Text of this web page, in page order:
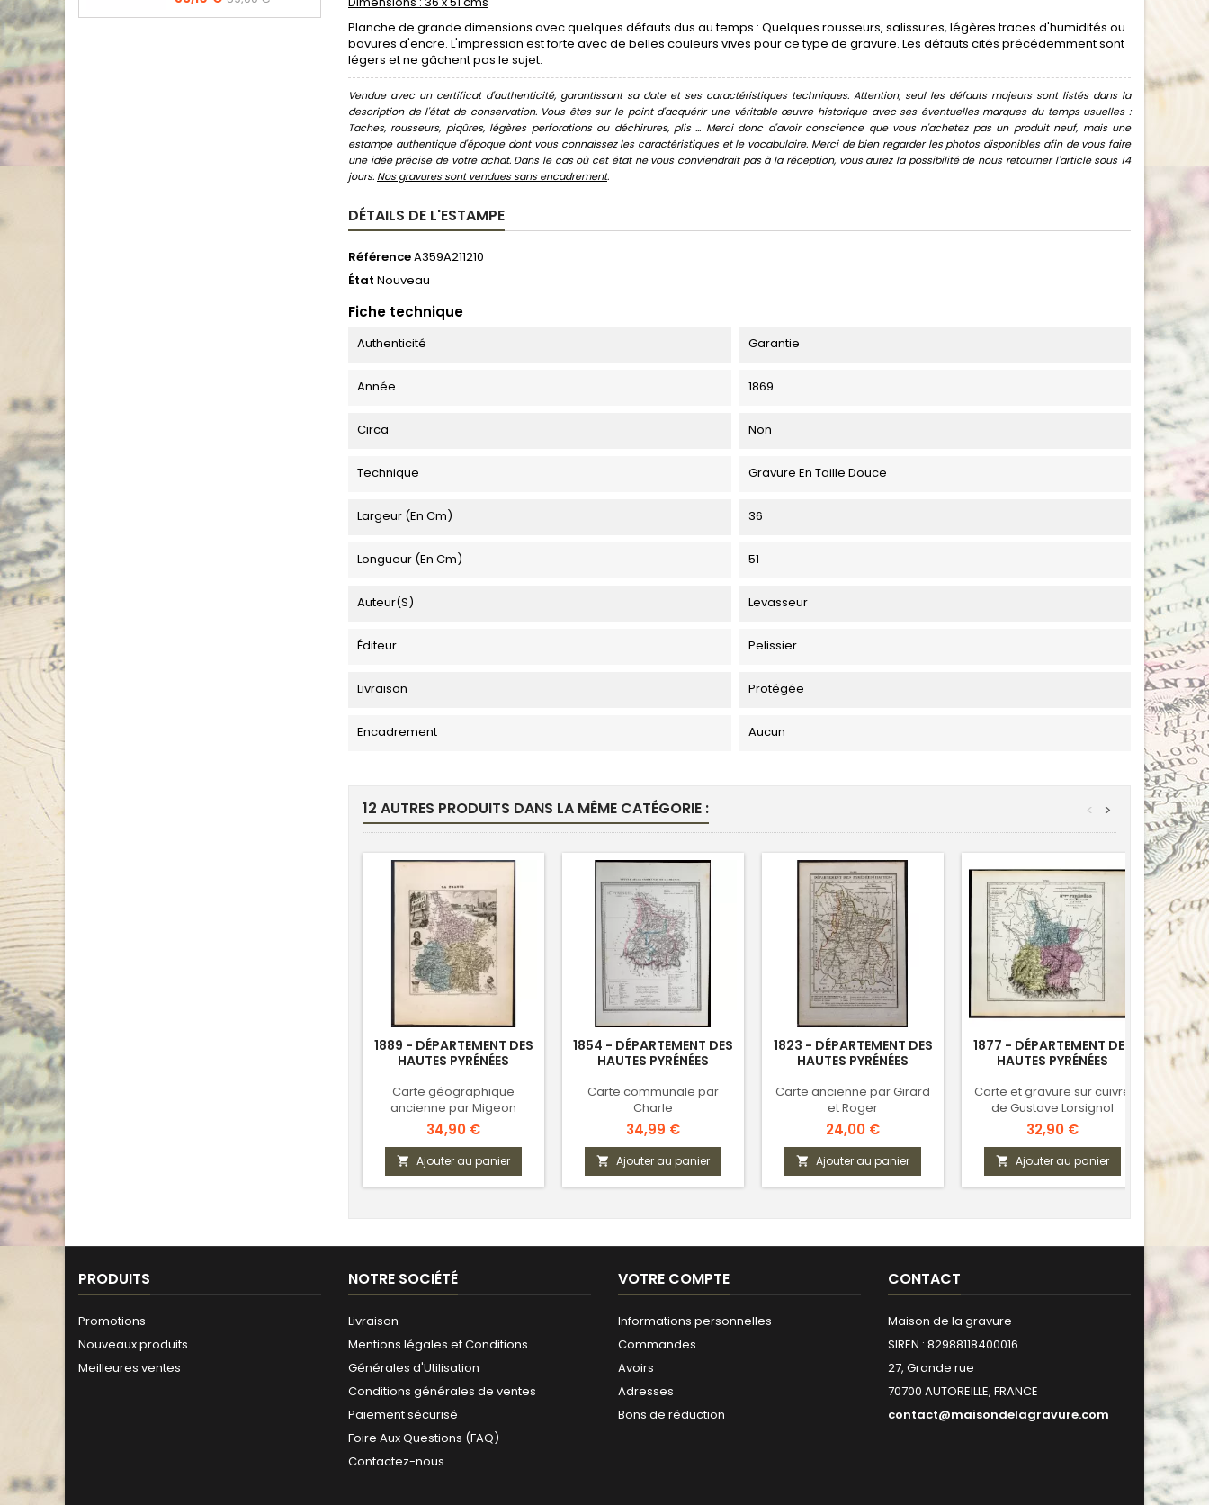
de
Planche de grande dimensions avec quelques défauts dus au temps : Quelques rousseurs, salissures, légères traces d'humidités ou
bavures d'encre. L'impression est forte avec de belles couleurs vives pour ce type de gravure. Les défauts cités précédemment sont
légers et ne gâchent pas le sujet.
Vendue avec un certificat d'authenticité, garantissant sa date et ses caractéristiques techniques. Attention, seul les défauts majeurs sont listés dans la
description de l'état de conservation. Vous êtes sur le point d'acquérir une véritable œuvre historique avec ses éventuelles marques du temps usuelles :
Taches, rousseurs, piqûres, légères perforations ou déchirures, plis ... Merci donc d'avoir conscience que vous n'achetez pas un produit neuf, mais une
estampe authentique d'époque dont vous connaissez les caractéristiques et le vocabulaire. Merci de bien regarder les photos disponibles afin de vous faire
une idée précise de votre achat. Dans le cas où cet état ne vous conviendrait pas à la réception, vous aurez la possibilité de nous retourner l'article sous 14
jours. Nos gravures sont vendues sans encadrement.
DÉTAILS DE L'ESTAMPE
RéférenceA359A211210
État Nouveau
Fiche technique
Authenticité Garantie
Année 1869
Circa Non
Technique Gravure En Taille Douce
Largeur (en Cm) 36
Longueur (en Cm) 51
Auteur(s) Levasseur
Éditeur Pelissier
Livraison Protégée
Encadrement Aucun
12 AUTRES PRODUITS DANS LA MÊME CATÉGORIE : >
<
1889 - DÉPARTEMENT DES
HAUTES PYRÉNÉES
Carte géographique
ancienne par Migeon
Prix
34,90 €
 Ajouter au panier
1854 - DÉPARTEMENT DES
HAUTES PYRÉNÉES
Carte communale par
Charle
Prix
34,99 €
 Ajouter au panier
1823 - DÉPARTEMENT DES
HAUTES PYRÉNÉES
Carte ancienne par Girard
et Roger
Prix
24,00 €
 Ajouter au panier
1877 - DÉPARTEMENT DES
HAUTES PYRÉNÉES
Carte et gravure sur cuivre
de Gustave Lorsignol
Prix
32,90 €
 Ajouter au panier 
PRODUITS
Promotions
Nouveaux produits
Meilleures ventes
NOTRE SOCIÉTÉ
Livraison
Mentions légales et Conditions
Générales d'Utilisation
Conditions générales de ventes
Paiement sécurisé
Foire Aux Questions (FAQ)
Contactez-nous
VOTRE COMPTE
Informations personnelles
Commandes
Avoirs
Adresses
Bons de réduction
CONTACT
Maison de la gravure
SIREN : 82988118400016
27, Grande rue
70700 AUTOREILLE, FRANCE
contact@maisondelagravure.com